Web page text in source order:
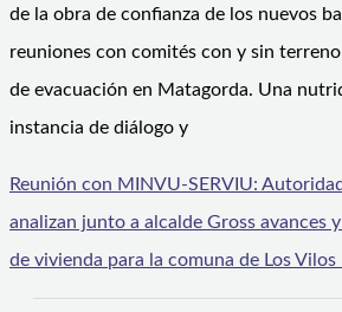
de la obra de confianza de los nuevos
reuniones con comités con y sin
de evacuación en Matagorda. Una
instancia de diálogo y
Reunión con MINVU-SERVIU:
analizan junto a alcalde Gross avances
de vivienda para la comuna de Los Vilos